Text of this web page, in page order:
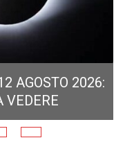
AGOSTO 2026:
VEDERE